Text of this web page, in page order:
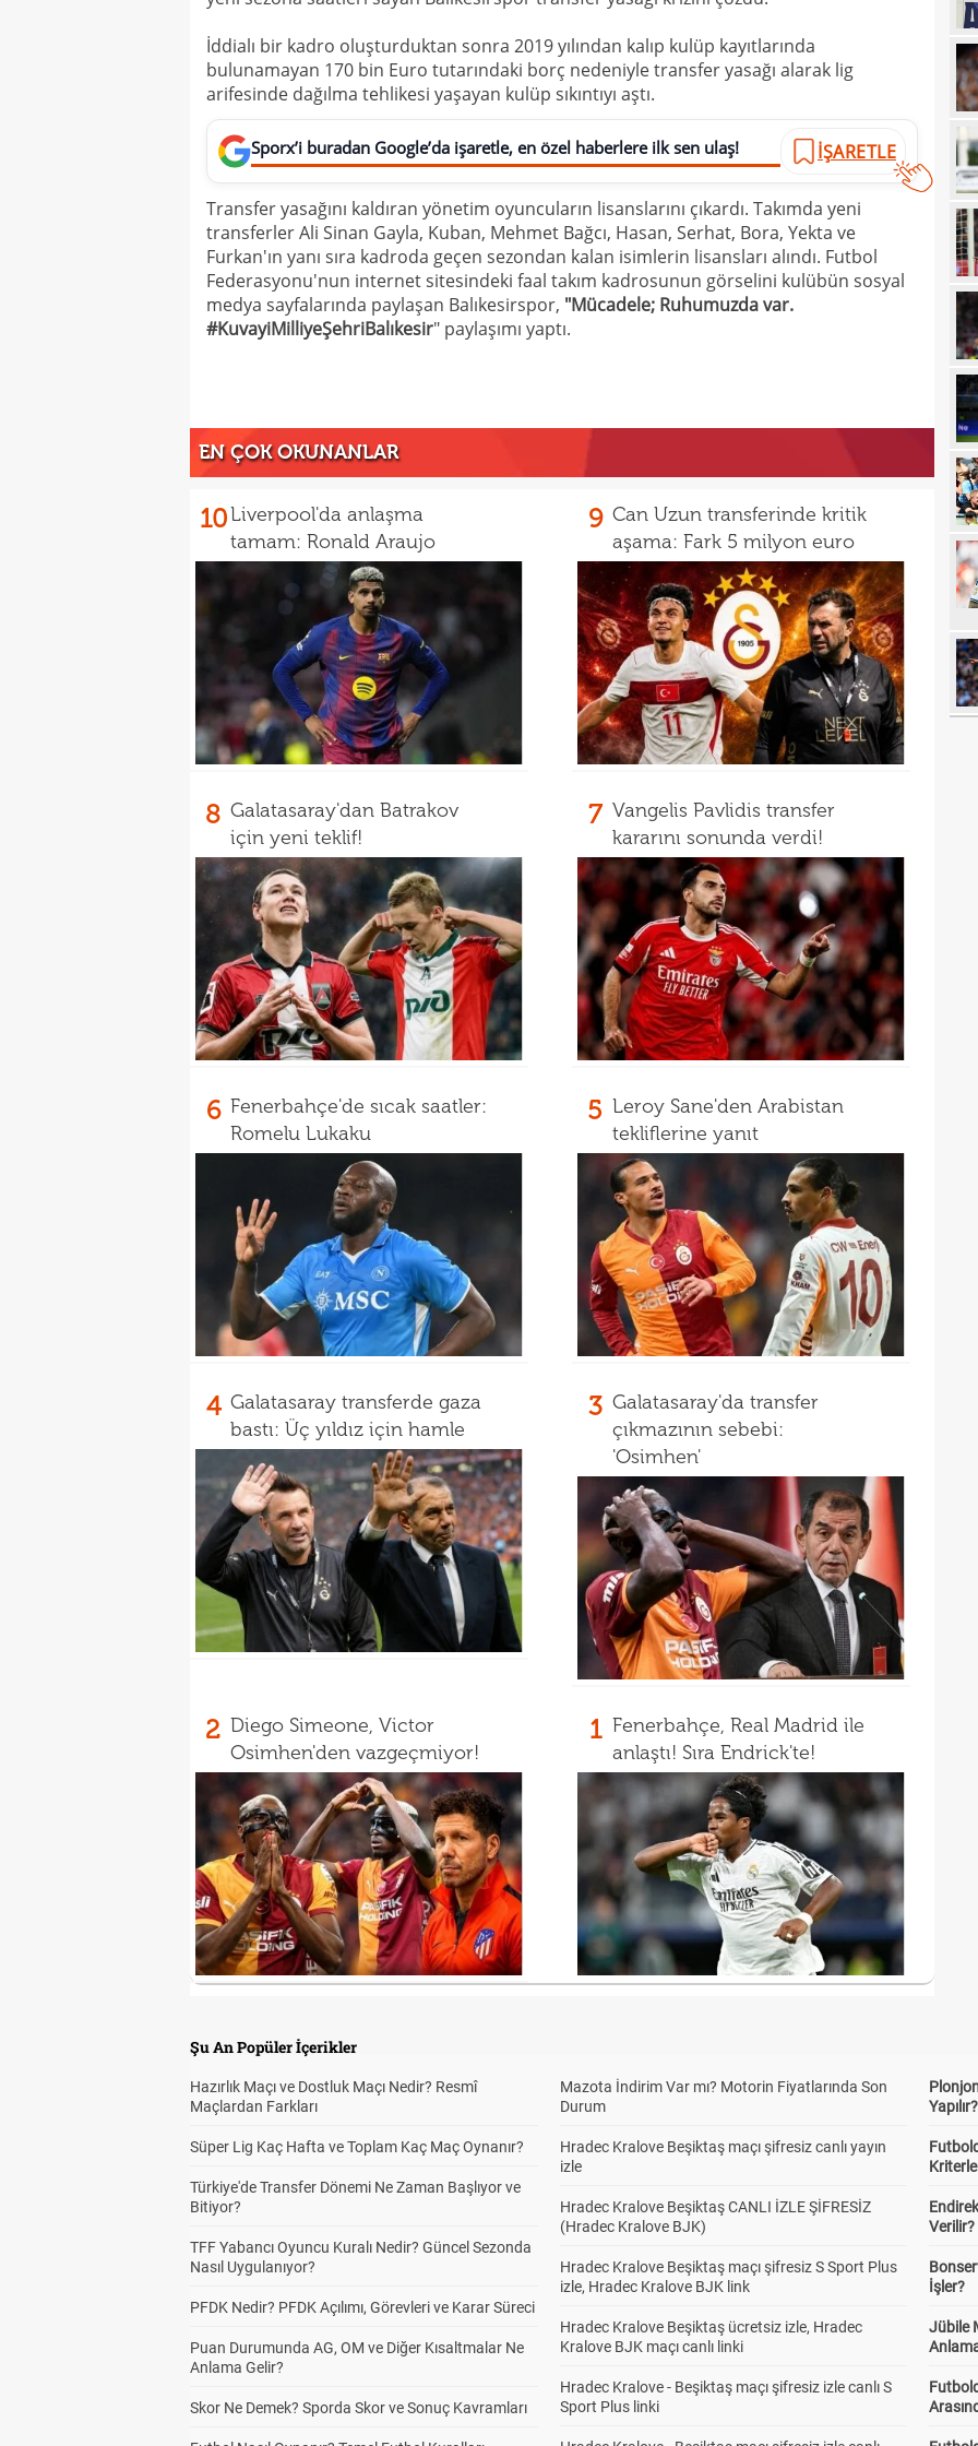
İddialı bir kadro oluşturduktan sonra 2019 yılından kalıp kulüp kayıtlarında
bulunamayan 170 bin Euro tutarındaki borç nedeniyle transfer yasağı alarak lig
arifesinde dağılma tehlikesi yaşayan kulüp sıkıntıyı aştı.
Sporx’i buradan Google’da işaretle, en özel haberlere ilk sen ulaş! İŞARETLE
Transfer yasağını kaldıran yönetim oyuncuların lisanslarını çıkardı. Takımda yeni
transferler Ali Sinan Gayla, Kuban, Mehmet Bağcı, Hasan, Serhat, Bora, Yekta ve
Furkan'ın yanı sıra kadroda geçen sezondan kalan isimlerin lisansları alındı. Futbol
Federasyonu'nun internet sitesindeki faal takım kadrosunun görselini kulübün sosyal
medya sayfalarında paylaşan Balıkesirspor, "Mücadele; Ruhumuzda var.
#KuvayiMilliyeŞehriBalıkesir" paylaşımı yaptı.
EN ÇOK OKUNANLAR
10Liverpool'da anlaşma
tamam: Ronald Araujo
9 Can Uzun transferinde kritik
aşama: Fark 5 milyon euro
8 Galatasaray'dan Batrakov
için yeni teklif!
7 Vangelis Pavlidis transfer
kararını sonunda verdi!
6 Fenerbahçe'de sıcak saatler:
Romelu Lukaku
5 Leroy Sane'den Arabistan
tekliflerine yanıt
4 Galatasaray transferde gaza
bastı: Üç yıldız için hamle
3 Galatasaray'da transfer
çıkmazının sebebi:
'Osimhen'
2 Diego Simeone, Victor
Osimhen'den vazgeçmiyor!
1 Fenerbahçe, Real Madrid ile
anlaştı! Sıra Endrick'te!
5
Şu An Popüler İçerikler
Hazırlık Maçı ve Dostluk Maçı Nedir? Resmî
Maçlardan Farkları
Süper Lig Kaç Hafta ve Toplam Kaç Maç Oynanır?
Türkiye'de Transfer Dönemi Ne Zaman Başlıyor ve
Bitiyor?
TFF Yabancı Oyuncu Kuralı Nedir? Güncel Sezonda
Nasıl Uygulanıyor?
PFDK Nedir? PFDK Açılımı, Görevleri ve Karar Süreci
Puan Durumunda AG, OM ve Diğer Kısaltmalar Ne
Anlama Gelir?
Skor Ne Demek? Sporda Skor ve Sonuç Kavramları
Mazota İndirim Var mı? Motorin Fiyatlarında Son
Durum
Hradec Kralove Beşiktaş maçı şifresiz canlı yayın
izle
Hradec Kralove Beşiktaş CANLI İZLE ŞİFRESİZ
(Hradec Kralove BJK)
Hradec Kralove Beşiktaş maçı şifresiz S Sport Plus
izle, Hradec Kralove BJK link
Hradec Kralove Beşiktaş ücretsiz izle, Hradec
Kralove BJK maçı canlı linki
Hradec Kralove - Beşiktaş maçı şifresiz izle canlı S
Sport Plus linki
Yapılır?
Verilir?
İşler?
Jübile